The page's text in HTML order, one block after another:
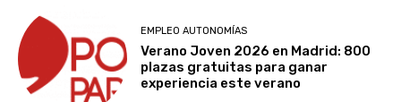
EMPLEO AUTONOMÍAS
Verano Joven 2026 en Madrid: 800
plazas gratuitas para ganar
experiencia este verano